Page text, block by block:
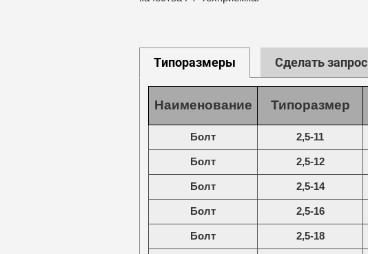
Типоразмеры Сделать запрос
Наименование Типоразмер
Болт 2,5-11
Болт 2,5-12
Болт 2,5-14
Болт 2,5-16
Болт 2,5-18